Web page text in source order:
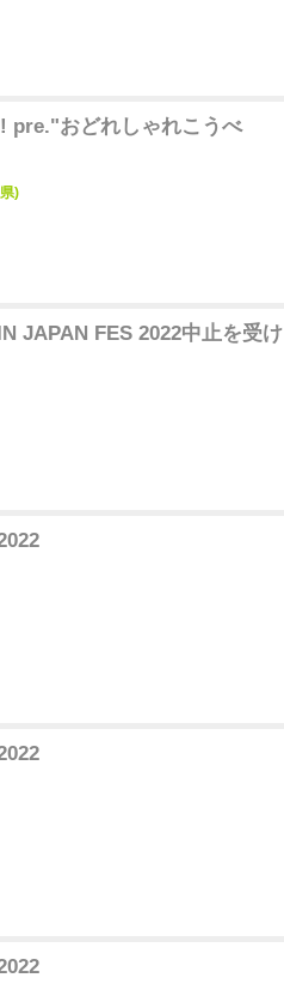
pre."おどれしゃれこうべ
)
JAPAN FES 2022中止を受け